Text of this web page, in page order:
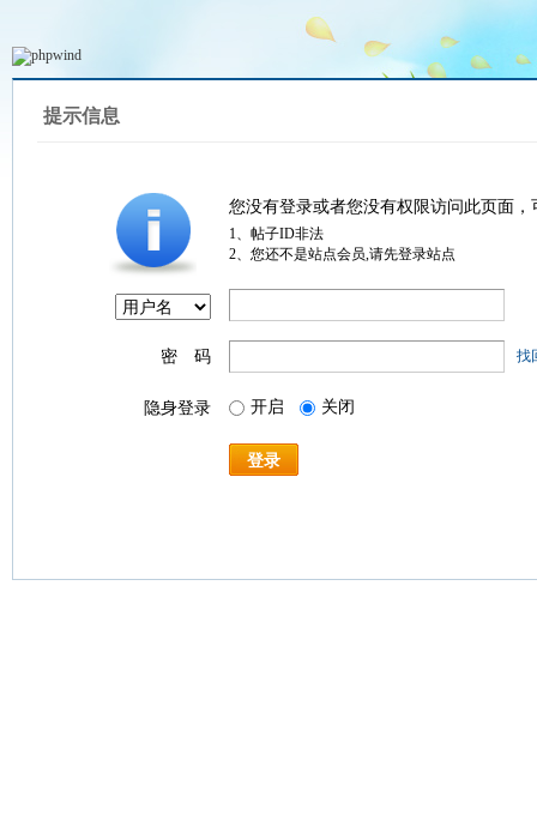
提示信息
您没有登录或者您没有权限访问此页面
1、帖子ID非法
2、您还不是站点会员,请先登录站点
密 码 找
隐身登录 开启 关闭
登录